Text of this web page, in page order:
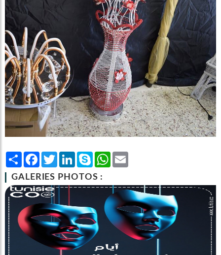
Share Facebook
TwitterLinkedInSkype WhatsApp
GALERIES PHOTOS :